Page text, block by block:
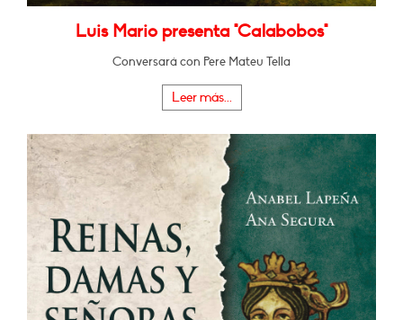
Luis Mario presenta "Calabobos"
Conversará con Pere Mateu Tella
Leer más...